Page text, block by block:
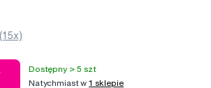
(15x)
Dostępny > 5 szt
Natychmiast w1 sklepie